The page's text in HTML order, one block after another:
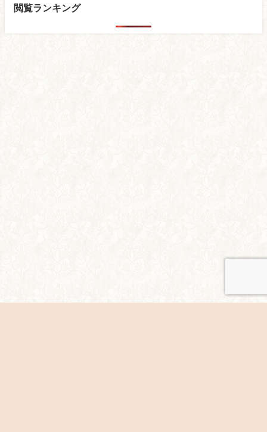
閲覧ランキング